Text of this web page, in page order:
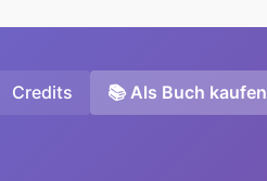
Credits 📚 Als Buch kaufen